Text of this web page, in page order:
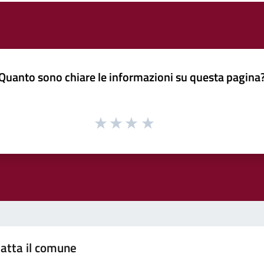
sono chiare le informazioni su questa
il comune